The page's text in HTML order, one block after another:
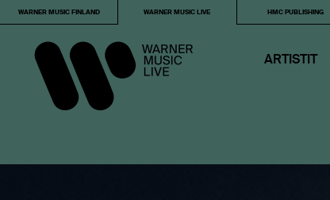
WARNER MUSIC FINLAND WARNER MUSIC LIVE HMC PUBLISHING
ARTISTIT